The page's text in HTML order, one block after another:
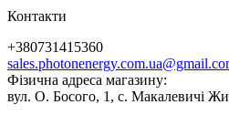
Контакти
+380731415360
Фізична адреса магазину:
вул. О. Босого, 1, с. Макалевичі